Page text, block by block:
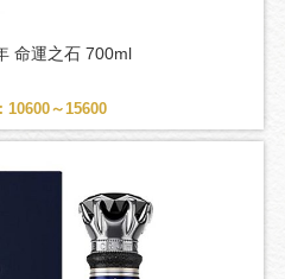
命運之石 700ml
10600～15600